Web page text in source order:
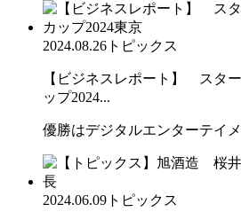
2024.08.26 トピックス
【ビジネスレポート】 スタ
ップ2024...
優勝はデジタルエンターテイ
2024.06.09 トピックス